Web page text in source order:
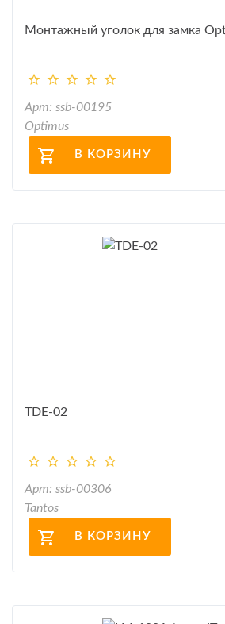
Монтажный уголок для замка
Арт: ssb-00195
Optimus
В КОРЗИНУ
TDE-02
Арт: ssb-00306
Tantos
В КОРЗИНУ